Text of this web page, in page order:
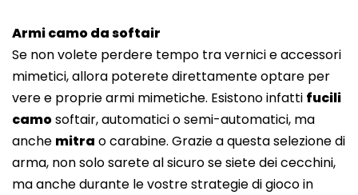
Armi camo da softair
Se non volete perdere tempo tra vernici e accessori
mimetici, allora poterete direttamente optare per
vere e proprie armi mimetiche. Esistono infatti fucili
camosoftair, automatici o semi-automatici, ma
anche mitra o carabine. Grazie a questa selezione di
arma, non solo sarete al sicuro se siete dei cecchini,
ma anche durante le vostre strategie di gioco in